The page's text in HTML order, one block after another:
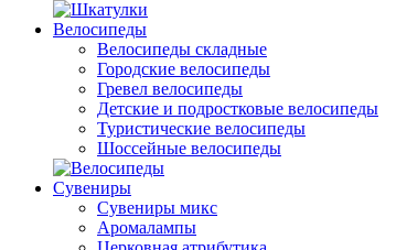
Велосипеды
Велосипеды складные
Городские велосипеды
Гревел велосипеды
Детские и подростковые велосипеды
Туристические велосипеды
Шоссейные велосипеды
Сувениры
Сувениры микс
Аромалампы